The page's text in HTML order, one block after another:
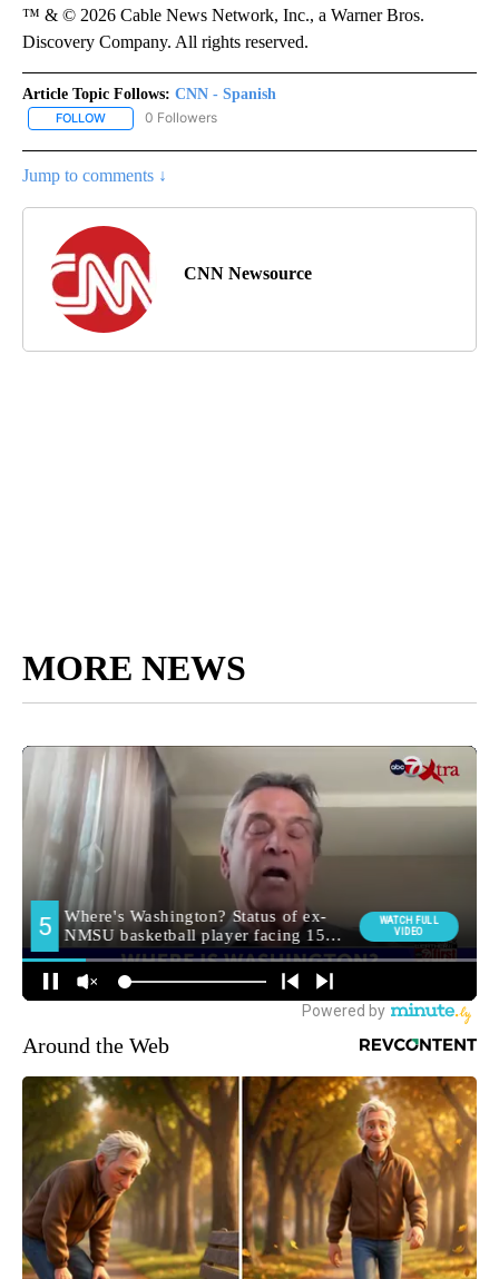
™ & © 2026 Cable News Network, Inc., a Warner Bros.
Discovery Company. All rights reserved.
Article Topic Follows: CNN - Spanish
FOLLOW FOLLOW "CNN - SPANISH" TO RECEIVE NOTIFICATIONS ABOUT
0 Followers
Jump to comments ↓
CNN Newsource
MORE NEWS
Around the Web